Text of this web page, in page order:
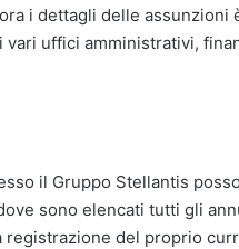
i dettagli delle assunzioni
uffici amministrativi,
il Gruppo Stellantis
sono elencati tutti gli
registrazione del proprio